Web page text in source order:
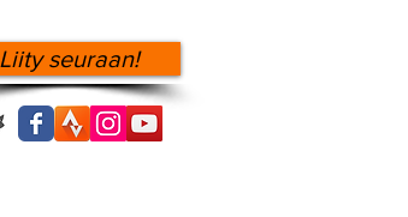
Liity seuraan!